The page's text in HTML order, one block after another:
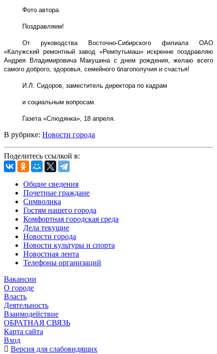
Фото автора.
Поздравляем!
От руководства Восточно-Сибирского филиала ОАО
«Калужский ремонтный завод «Ремпутьмаш» искренне поздравляю
Андрея Владимировича Макушина с днем рождения, желаю всего
самого доброго, здоровья, семейного благополучия и счастья!
И.Л. Сидоров, заместитель директора по кадрам
и социальным вопросам.
Газета «Слюдянка», 18 апреля.
В рубрике: Новости города
Поделитесь ссылкой в:
Общие сведения
Почетные граждане
Символика
Гостям нашего города
Комфортная городская среда
Дела текущие
Новости города
Новости культуры и спорта
Новостная лента
Телефоны организаций
Вакансии
О городе
Власть
Деятельность
Взаимодействие
ОБРАТНАЯ СВЯЗЬ
Карта сайта
Вход
Версия для слабовидящих